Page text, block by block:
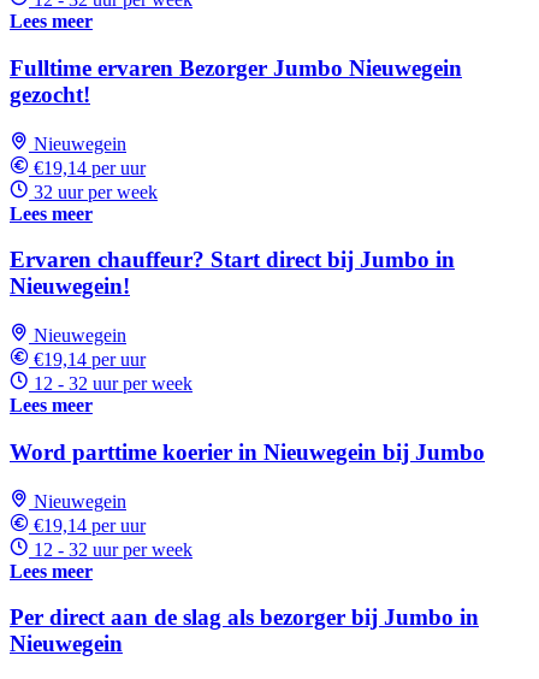
Lees meer
Fulltime ervaren Bezorger Jumbo Nieuwegein
gezocht!
Nieuwegein
€19,14 per uur
32 uur per week
Lees meer
Ervaren chauffeur? Start direct bij Jumbo in
Nieuwegein!
Nieuwegein
€19,14 per uur
12 - 32 uur per week
Lees meer
Word parttime koerier in Nieuwegein bij Jumbo
Nieuwegein
€19,14 per uur
12 - 32 uur per week
Lees meer
Per direct aan de slag als bezorger bij Jumbo in
Nieuwegein